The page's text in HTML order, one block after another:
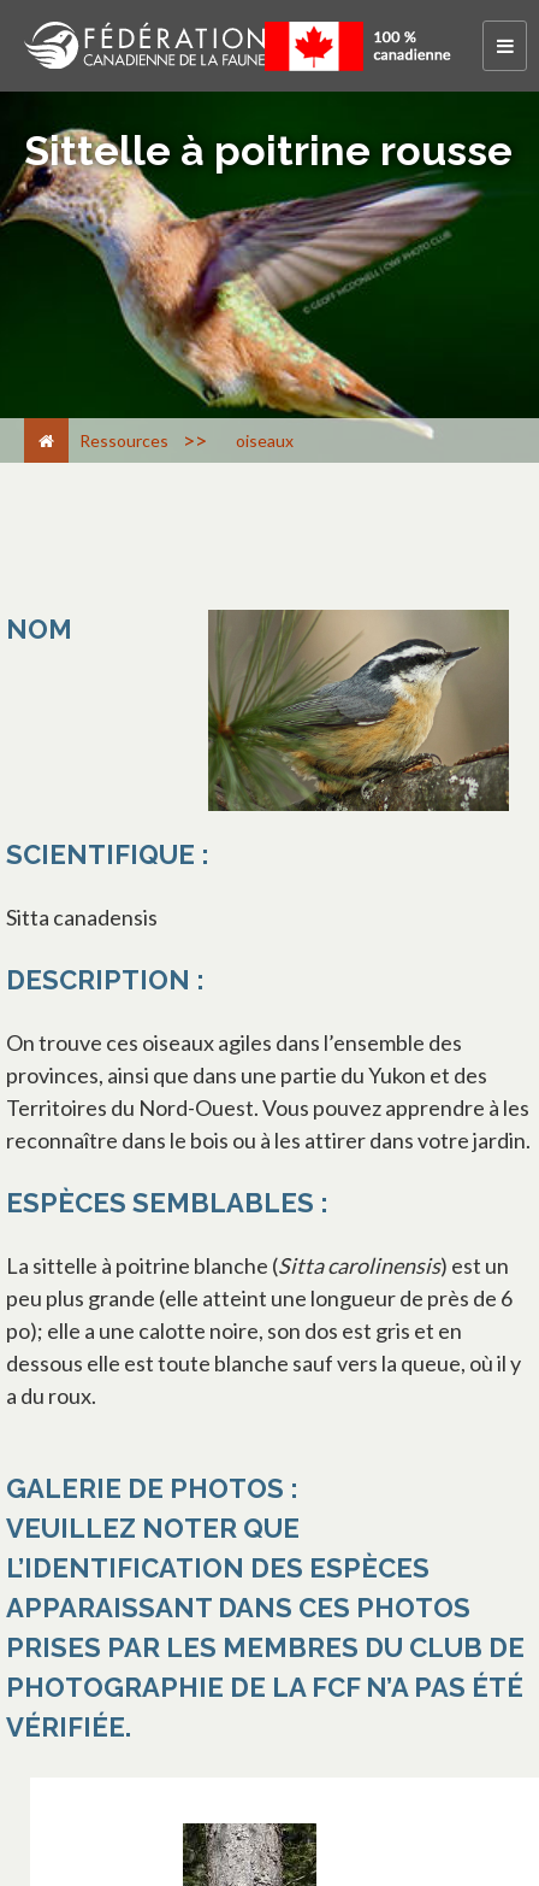
Sittelle à poitrine rousse
Ressources > oiseaux
NOM
SCIENTIFIQUE :
Sitta canadensis
DESCRIPTION :
On trouve ces oiseaux agiles dans l’ensemble des
provinces, ainsi que dans une partie du Yukon et des
Territoires du Nord-Ouest. Vous pouvez apprendre à les
reconnaître dans le bois ou à les attirer dans votre jardin.
ESPÈCES SEMBLABLES :
La sittelle à poitrine blanche (Sitta carolinensis) est un
peu plus grande (elle atteint une longueur de près de 6
po); elle a une calotte noire, son dos est gris et en
dessous elle est toute blanche sauf vers la queue, où il y
a du roux.
GALERIE DE PHOTOS :
VEUILLEZ NOTER QUE
L’IDENTIFICATION DES ESPÈCES
APPARAISSANT DANS CES PHOTOS
PRISES PAR LES MEMBRES DU CLUB DE
PHOTOGRAPHIE DE LA FCF N’A PAS ÉTÉ
VÉRIFIÉE.